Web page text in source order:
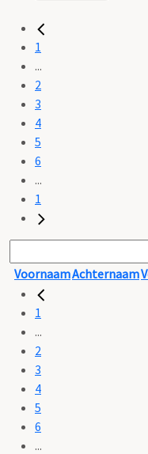
1
...
2
3
4
5
6
...
1
VoornaamAchternaam
1
...
2
3
4
5
6
...